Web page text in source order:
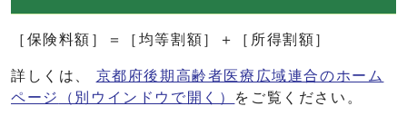
［保険料額］＝［均等割額］＋［所得割額］
詳しくは、 京都府後期高齢者医療広域連合のホーム
ページ
（別ウインドウで開く） をご覧ください。